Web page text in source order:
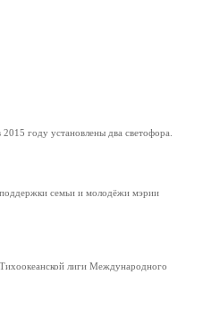
году установлены два светофора.
семьи и молодёжи мэрии
лиги Международного